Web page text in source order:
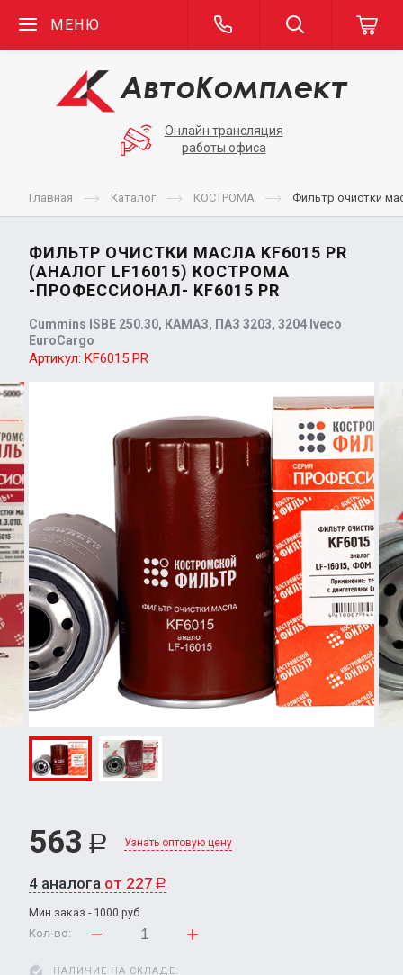
МЕНЮ
Онлайн трансляция
работы офиса
Главная Каталог КОСТРОМА Фильтр очистки
ФИЛЬТР ОЧИСТКИ МАСЛА KF6015 PR
(АНАЛОГ LF16015) КОСТРОМА
-ПРОФЕССИОНАЛ- KF6015 PR
Cummins ISBE 250.30, КАМАЗ, ПАЗ 3203, 3204 Iveco
EuroCargo
Артикул: KF6015 PR
563 Р Узнать оптовую цену
4 аналога от 227 Р
Мин.заказ - 1000 руб.
Кол-во:
НАЛИЧИЕ НА СКЛАДЕ: